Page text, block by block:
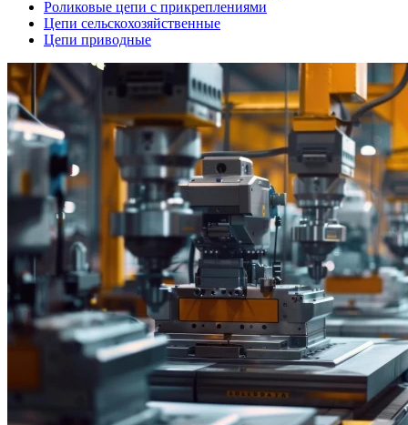
Роликовые цепи с прикреплениями
Цепи сельскохозяйственные
Цепи приводные